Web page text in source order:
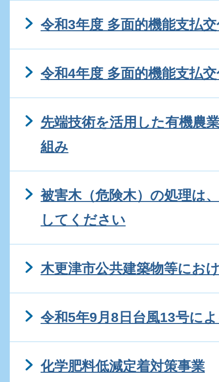
令和3年度 多面的機能支払
令和4年度 多面的機能支払
先端技術を活用した有機農
組み
被害木（危険木）の処理は
してください
木更津市公共建築物等にお
令和5年9月8日台風13号に
化学肥料低減定着対策事業